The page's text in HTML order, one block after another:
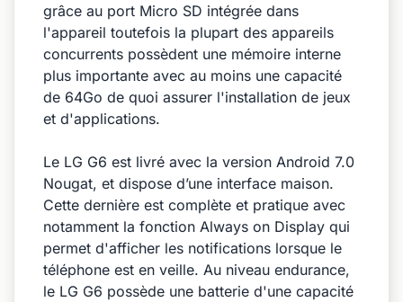
grâce au port Micro SD intégrée dans
l'appareil toutefois la plupart des appareils
concurrents possèdent une mémoire interne
plus importante avec au moins une capacité
de 64Go de quoi assurer l'installation de jeux
et d'applications.
Le LG G6 est livré avec la version Android 7.0
Nougat, et dispose d’une interface maison.
Cette dernière est complète et pratique avec
notamment la fonction Always on Display qui
permet d'afficher les notifications lorsque le
téléphone est en veille. Au niveau endurance,
le LG G6 possède une batterie d'une capacité